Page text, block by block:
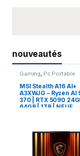
nouveautés
Gaming, Pc Portable
MSI Stealth A16 AI+
A3XWJG – Ryzen AI
370 | RTX 5090
64GB | 1TB | NEUF